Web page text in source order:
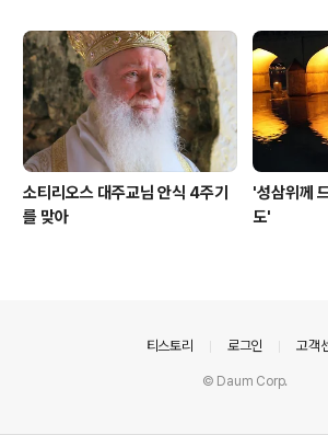
소티리오스 대주교님 안식 4주기
를 맞아
'성삼위께
도'
티스토리 로그인 고객
© Daum Corp.